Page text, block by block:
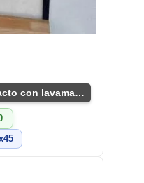
Mueble de baño compacto con lavamanos negro